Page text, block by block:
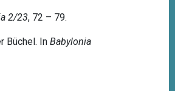
2/23, 72 – 79.
Büchel. InBabylonia